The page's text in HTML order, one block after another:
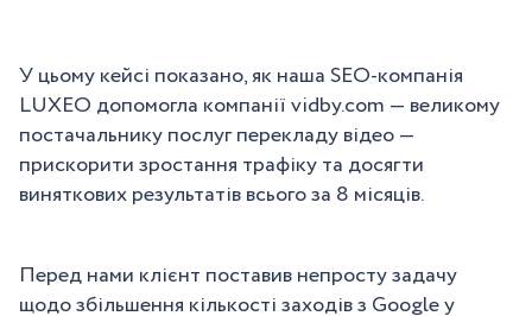
У цьому кейсі показано, як наша SEO-компанія
LUXEO допомогла компанії vidby.com — великому
постачальнику послуг перекладу відео —
прискорити зростання трафіку та досягти
виняткових результатів всього за 8 місяців.
Перед нами клієнт поставив непросту задачу
щодо збільшення кількості заходів з Google у